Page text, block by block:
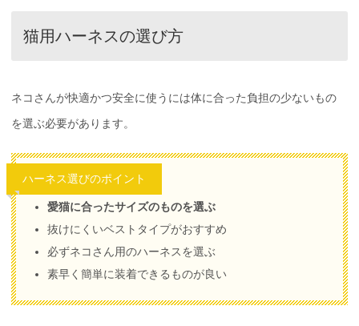
猫用ハーネスの選び方
ネコさんが快適かつ安全に使うには体に合った負担の少ないもの
を選ぶ必要があります。
ハーネス選びのポイント
愛猫に合ったサイズのものを選ぶ
抜けにくいベストタイプがおすすめ
必ずネコさん用のハーネスを選ぶ
素早く簡単に装着できるものが良い